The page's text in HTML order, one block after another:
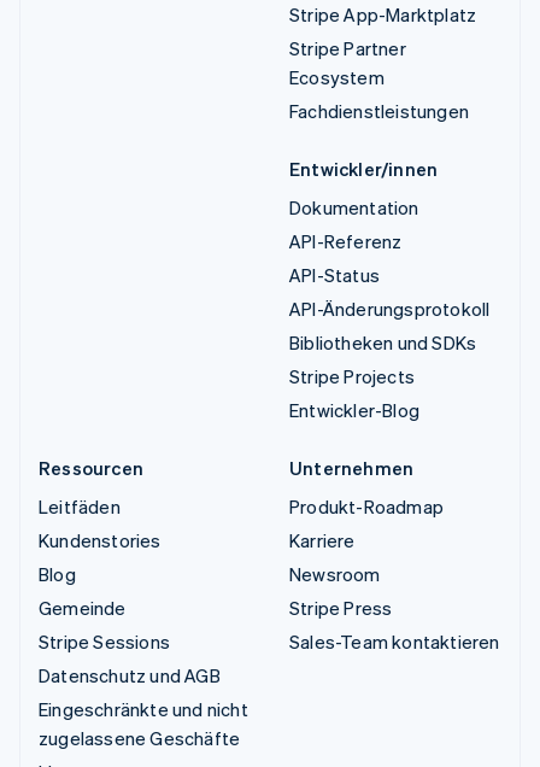
Stripe App-Marktplatz
Stripe Partner
Ecosystem
Fachdienstleistungen
Entwickler/innen
Dokumentation
API-Referenz
API-Status
API-Änderungsprotokoll
Bibliotheken und SDKs
Stripe Projects
Entwickler-Blog
Ressourcen
Leitfäden
Kundenstories
Blog
Gemeinde
Stripe Sessions
Datenschutz und AGB
Eingeschränkte und nicht
zugelassene Geschäfte
Unternehmen
Produkt-Roadmap
Karriere
Newsroom
Stripe Press
Sales-Team kontaktieren